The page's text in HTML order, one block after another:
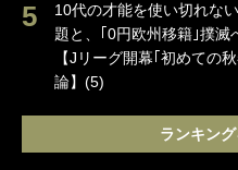
10代の才能を使い切れな
題と、｢0円欧州移籍｣撲滅
【Jリーグ開幕｢初めての
論】(5)
ランキン